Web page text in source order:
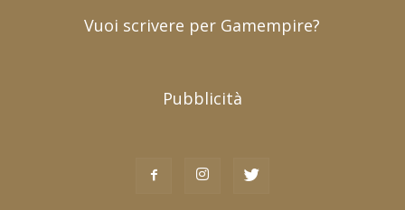
Vuoi scrivere per Gamempire?
Pubblicità